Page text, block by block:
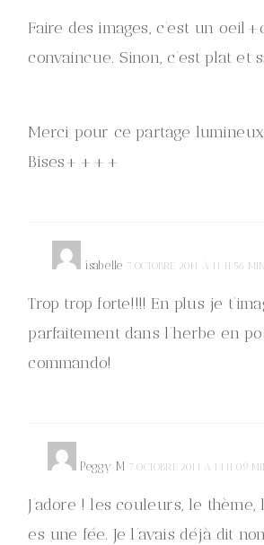
Faire des images, c’est un
convaincue. Sinon, c’est plat et
Merci pour ce partage
Bises++++
isabelle 7 OCTOBRE 2011 À 11 H 56 MIN
Trop trop forte!!!! En plus je
parfaitement dans l’herbe en
commando!
Peggy M 7 OCTOBRE 2011 À 14 H 09
J’adore ! les couleurs, le
es une fée. Je l’avais déjà dit